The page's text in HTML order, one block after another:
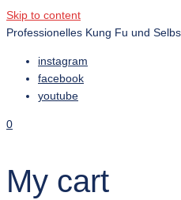
Skip to content
Professionelles Kung Fu und
instagram
facebook
youtube
0
My cart